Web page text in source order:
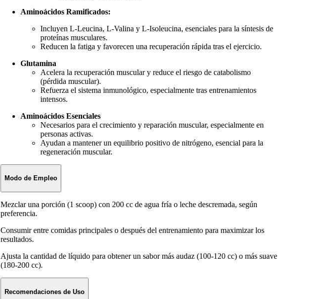
Aminoácidos Ramificados:
Incluyen L-Leucina, L-Valina y L-Isoleucina, esenciales para la síntesis de
proteínas musculares.
Reducen la fatiga y favorecen una recuperación rápida tras el ejercicio.
Glutamina
Acelera la recuperación muscular y reduce el riesgo de catabolismo
(pérdida muscular).
Refuerza el sistema inmunológico, especialmente tras entrenamientos
intensos.
Aminoácidos Esenciales
Necesarios para el crecimiento y reparación muscular, especialmente en
personas activas.
Ayudan a mantener un equilibrio positivo de nitrógeno, esencial para la
regeneración muscular.
Modo de Empleo
Mezclar una porción (1 scoop) con 200 cc de agua fría o leche descremada, según
preferencia.
Consumir entre comidas principales o después del entrenamiento para maximizar los
resultados.
Ajusta la cantidad de líquido para obtener un sabor más audaz (100-120 cc) o más suave
(180-200 cc).
Recomendaciones de Uso